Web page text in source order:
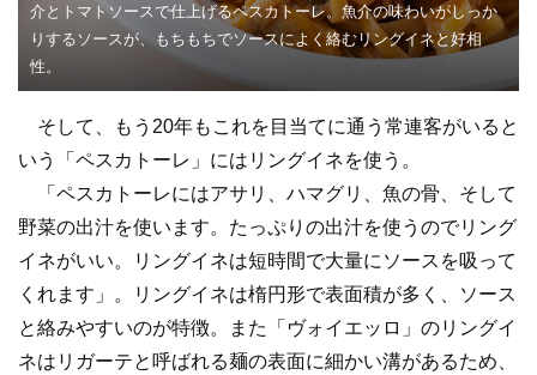
介とトマトソースで仕上げるペスカトーレ。魚介の味わいがしっか
りするソースが、もちもちでソースによく絡むリングイネと好相
性。
そして、もう20年もこれを目当てに通う常連客がいると
いう「ペスカトーレ」にはリングイネを使う。
「ペスカトーレにはアサリ、ハマグリ、魚の骨、そして
野菜の出汁を使います。たっぷりの出汁を使うのでリング
イネがいい。リングイネは短時間で大量にソースを吸って
くれます」。リングイネは楕円形で表面積が多く、ソース
と絡みやすいのが特徴。また「ヴォイエッロ」のリングイ
ネはリガーテと呼ばれる麺の表面に細かい溝があるため、